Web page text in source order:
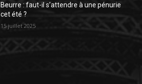
Beurre : faut-il s’attendre à une pénurie
cet été ?
15 juillet 2025